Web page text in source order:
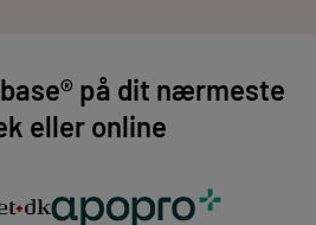
på dit nærmeste
eller online